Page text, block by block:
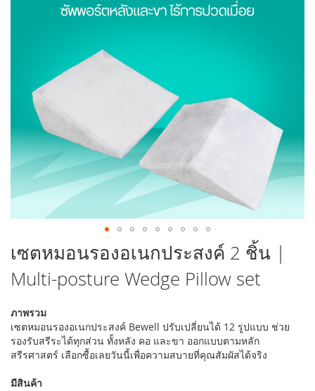
ข้าม
ไป
ที่
ส่วน
ต้น
ของ
แกล
เลอ
รูปภาพ
เซตหมอนรองอเนกประสงค์ 2 ชิ้น |
Multi-posture Wedge Pillow set
ภาพรวม
เซตหมอนรองอเนกประสงค์ Bewell ปรับเปลี่ยนได้ 12 รูปแบบ ช่วย
รองรับสรีระได้ทุกส่วน ทั้งหลัง คอ และขา ออกแบบตามหลัก
สรีรศาสตร์ เลือกซื้อเลยวันนี้เพื่อความสบายที่คุณสัมผัสได้จริง
มีสินค้า